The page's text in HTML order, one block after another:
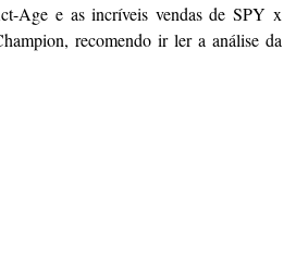
Age e as incríveis vendas de SPY x
recomendo ir ler a análise da